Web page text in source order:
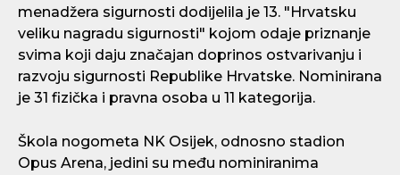
menadžera sigurnosti dodijelila je 13. "Hrvatsku
veliku nagradu sigurnosti" kojom odaje priznanje
svima koji daju značajan doprinos ostvarivanju i
razvoju sigurnosti Republike Hrvatske. Nominirana
je 31 fizička i pravna osoba u 11 kategorija.
Škola nogometa NK Osijek, odnosno stadion
Opus Arena, jedini su među nominiranima